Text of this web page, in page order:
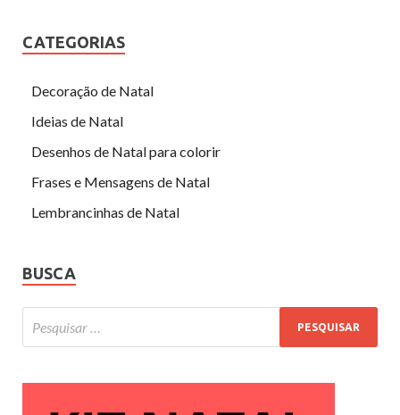
CATEGORIAS
Decoração de Natal
Ideias de Natal
Desenhos de Natal para colorir
Frases e Mensagens de Natal
Lembrancinhas de Natal
BUSCA